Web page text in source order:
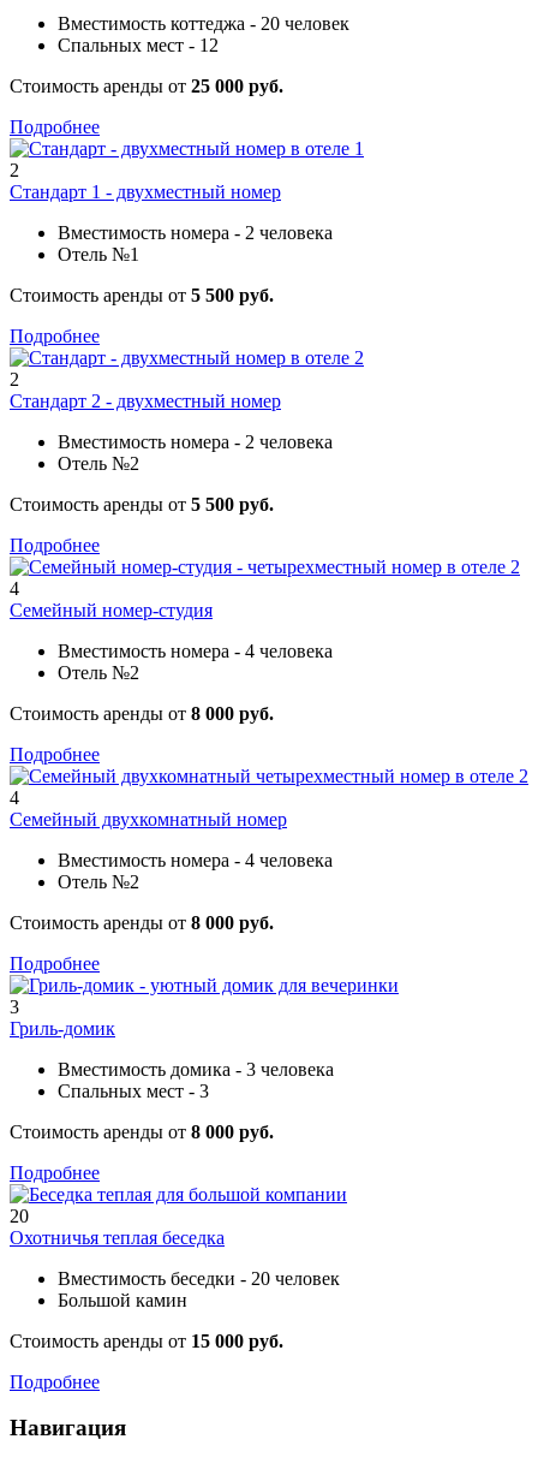
Вместимость коттеджа - 20 человек
Спальных мест - 12
Стоимость аренды от 25 000 руб.
Подробнее
2
Стандарт 1 - двухместный номер
Вместимость номера - 2 человека
Отель №1
Стоимость аренды от 5 500 руб.
Подробнее
2
Стандарт 2 - двухместный номер
Вместимость номера - 2 человека
Отель №2
Стоимость аренды от 5 500 руб.
Подробнее
4
Семейный номер-студия
Вместимость номера - 4 человека
Отель №2
Стоимость аренды от 8 000 руб.
Подробнее
4
Семейный двухкомнатный номер
Вместимость номера - 4 человека
Отель №2
Стоимость аренды от 8 000 руб.
Подробнее
3
Гриль-домик
Вместимость домика - 3 человека
Спальных мест - 3
Стоимость аренды от 8 000 руб.
Подробнее
20
Охотничья теплая беседка
Вместимость беседки - 20 человек
Большой камин
Стоимость аренды от 15 000 руб.
Подробнее
Навигация